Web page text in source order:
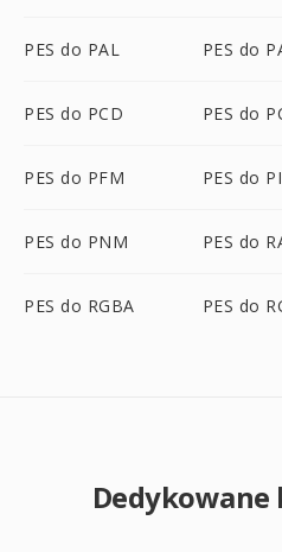
PES do PAL PES do
PES do PCD PES do
PES do PFM PES do
PES do PNM PES do
PES do RGBA PES do